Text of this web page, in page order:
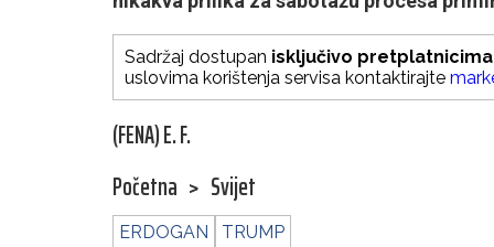
Sadržaj dostupan isključivo pretplatnicima
uslovima korištenja servisa kontaktirajte
(FENA) E. F.
Početna > Svijet
ERDOGAN TRUMP